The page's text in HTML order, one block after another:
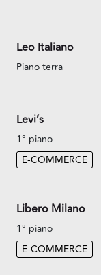
Leo Italiano
Piano terra
Levi’s
1° piano
E-COMMERCE
Libero Milano
1° piano
E-COMMERCE